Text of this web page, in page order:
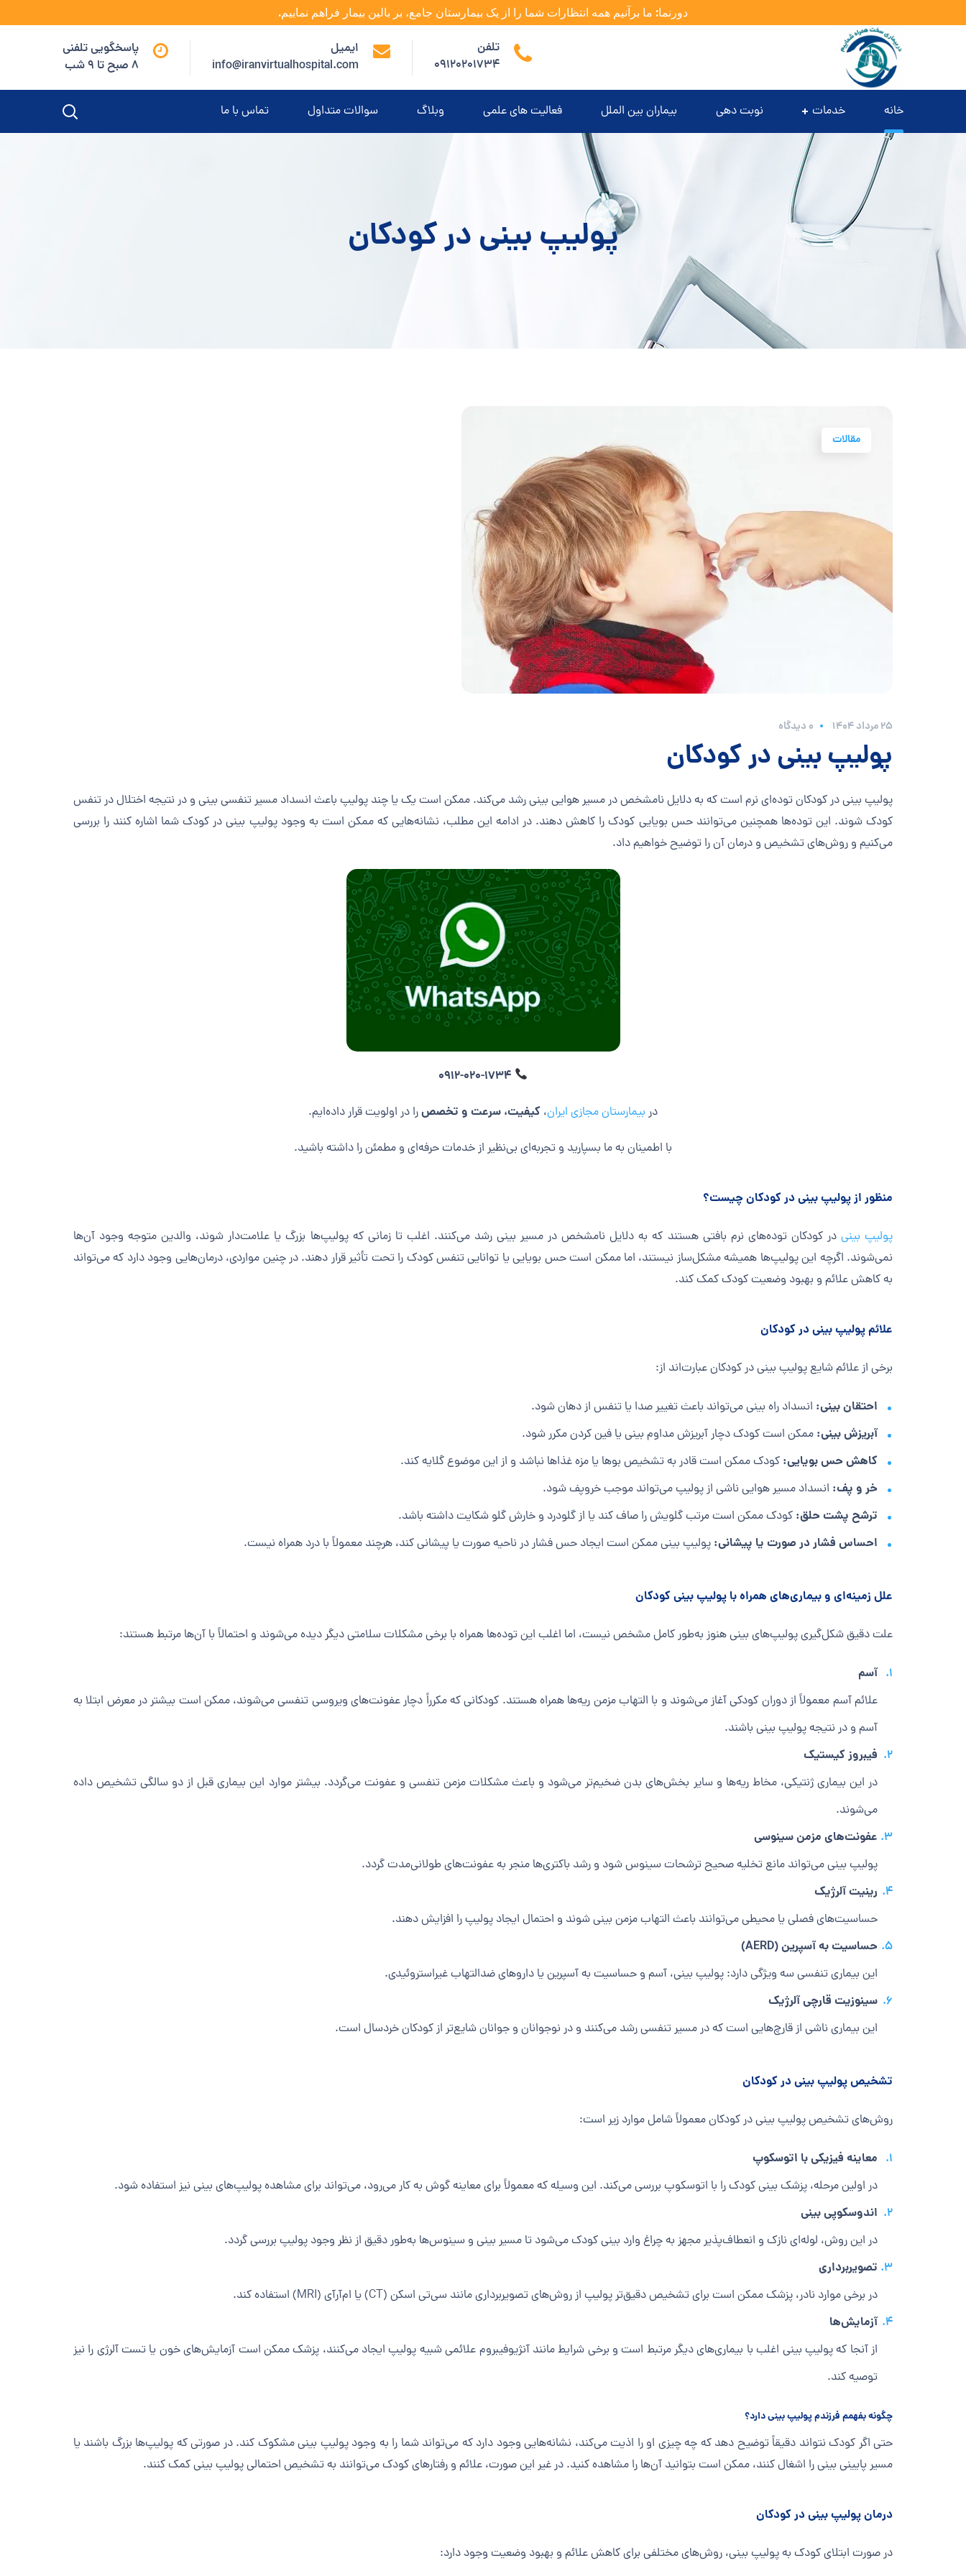
دورنما: ما برآنیم همه انتظارات شما را از یک بیمارستان جامع، بر بالین بیمار فراهم نماییم.
تلفن
09120201734
ایمیل
info@iranvirtualhospital.com
پاسخگویی تلفنی
8 صبح تا 9 شب
خانه خدمات نوبت دهی بیماران بین الملل فعالیت های علمی وبلاگ سوالات متداول تماس با ما
پولیپ بینی در کودکان
مقالات
۲۵ مرداد ۱۴۰۴ 0 دیدگاه
پولیپ بینی در کودکان
پولیپ بینی در کودکان توده‌ای نرم است که به دلایل نامشخص در مسیر هوایی بینی رشد می‌کند. ممکن است یک یا چند پولیپ باعث انسداد مسیر تنفسی بینی و در نتیجه اختلال در تنفس
کودک شوند. این توده‌ها همچنین می‌توانند حس بویایی کودک را کاهش دهند. در ادامه این مطلب، نشانه‌هایی که ممکن است به وجود پولیپ بینی در کودک شما اشاره کنند را بررسی
می‌کنیم و روش‌های تشخیص و درمان آن را توضیح خواهیم داد.
0912-020-1734
در بیمارستان مجازی ایران، کیفیت، سرعت و تخصصرا در اولویت قرار داده‌ایم.
با اطمینان به ما بسپارید و تجربه‌ای بی‌نظیر از خدمات حرفه‌ای و مطمئن را داشته باشید.
منظور از پولیپ بینی در کودکان چیست؟
پولیپ بینی در کودکان توده‌های نرم بافتی هستند که به دلایل نامشخص در مسیر بینی رشد می‌کنند. اغلب تا زمانی که پولیپ‌ها بزرگ یا علامت‌دار شوند، والدین متوجه وجود آن‌ها
نمی‌شوند. اگرچه این پولیپ‌ها همیشه مشکل‌ساز نیستند، اما ممکن است حس بویایی یا توانایی تنفس کودک را تحت تأثیر قرار دهند. در چنین مواردی، درمان‌هایی وجود دارد که می‌تواند
به کاهش علائم و بهبود وضعیت کودک کمک کند.
علائم پولیپ بینی در کودکان
برخی از علائم شایع پولیپ بینی در کودکان عبارت‌اند از:
احتقان بینی: انسداد راه بینی می‌تواند باعث تغییر صدا یا تنفس از دهان شود.
آبریزش بینی: ممکن است کودک دچار آبریزش مداوم بینی یا فین کردن مکرر شود.
کاهش حس بویایی: کودک ممکن است قادر به تشخیص بوها یا مزه غذاها نباشد و از این موضوع گلایه کند.
خر و پف: انسداد مسیر هوایی ناشی از پولیپ می‌تواند موجب خروپف شود.
ترشح پشت حلق: کودک ممکن است مرتب گلویش را صاف کند یا از گلودرد و خارش گلو شکایت داشته باشد.
احساس فشار در صورت یا پیشانی: پولیپ بینی ممکن است ایجاد حس فشار در ناحیه صورت یا پیشانی کند، هرچند معمولاً با درد همراه نیست.
علل زمینه‌ای و بیماری‌های همراه با پولیپ بینی کودکان
علت دقیق شکل‌گیری پولیپ‌های بینی هنوز به‌طور کامل مشخص نیست، اما اغلب این توده‌ها همراه با برخی مشکلات سلامتی دیگر دیده می‌شوند و احتمالاً با آن‌ها مرتبط هستند:
آسم
علائم آسم معمولاً از دوران کودکی آغاز می‌شوند و با التهاب مزمن ریه‌ها همراه هستند. کودکانی که مکرراً دچار عفونت‌های ویروسی تنفسی می‌شوند، ممکن است بیشتر در معرض ابتلا به
آسم و در نتیجه پولیپ بینی باشند.
فیبروز کیستیک
در این بیماری ژنتیکی، مخاط ریه‌ها و سایر بخش‌های بدن ضخیم‌تر می‌شود و باعث مشکلات مزمن تنفسی و عفونت می‌گردد. بیشتر موارد این بیماری قبل از دو سالگی تشخیص داده
می‌شوند.
عفونت‌های مزمن سینوسی
پولیپ بینی می‌تواند مانع تخلیه صحیح ترشحات سینوس شود و رشد باکتری‌ها منجر به عفونت‌های طولانی‌مدت گردد.
رینیت آلرژیک
حساسیت‌های فصلی یا محیطی می‌توانند باعث التهاب مزمن بینی شوند و احتمال ایجاد پولیپ را افزایش دهند.
حساسیت به آسپرین (AERD)
این بیماری تنفسی سه ویژگی دارد: پولیپ بینی، آسم و حساسیت به آسپرین یا داروهای ضدالتهاب غیراستروئیدی.
سینوزیت قارچی آلرژیک
این بیماری ناشی از قارچ‌هایی است که در مسیر تنفسی رشد می‌کنند و در نوجوانان و جوانان شایع‌تر از کودکان خردسال است.
تشخیص پولیپ بینی در کودکان
روش‌های تشخیص پولیپ بینی در کودکان معمولاً شامل موارد زیر است:
معاینه فیزیکی با اتوسکوپ
در اولین مرحله، پزشک بینی کودک را با اتوسکوپ بررسی می‌کند. این وسیله که معمولاً برای معاینه گوش به کار می‌رود، می‌تواند برای مشاهده پولیپ‌های بینی نیز استفاده شود.
اندوسکوپی بینی
در این روش، لوله‌ای نازک و انعطاف‌پذیر مجهز به چراغ وارد بینی کودک می‌شود تا مسیر بینی و سینوس‌ها به‌طور دقیق از نظر وجود پولیپ بررسی گردد.
تصویربرداری
در برخی موارد نادر، پزشک ممکن است برای تشخیص دقیق‌تر پولیپ از روش‌های تصویربرداری مانند سی‌تی اسکن (CT) یا ام‌آر‌آی (MRI) استفاده کند.
آزمایش‌ها
از آنجا که پولیپ بینی اغلب با بیماری‌های دیگر مرتبط است و برخی شرایط مانند آنژیوفیبروم علائمی شبیه پولیپ ایجاد می‌کنند، پزشک ممکن است آزمایش‌های خون یا تست آلرژی را نیز
توصیه کند.
چگونه بفهمم فرزندم پولیپ بینی دارد؟
حتی اگر کودک نتواند دقیقاً توضیح دهد که چه چیزی او را اذیت می‌کند، نشانه‌هایی وجود دارد که می‌تواند شما را به وجود پولیپ بینی مشکوک کند. در صورتی که پولیپ‌ها بزرگ باشند یا
مسیر پایینی بینی را اشغال کنند، ممکن است بتوانید آن‌ها را مشاهده کنید. در غیر این صورت، علائم و رفتارهای کودک می‌توانند به تشخیص احتمالی پولیپ بینی کمک کنند.
درمان پولیپ بینی در کودکان
در صورت ابتلای کودک به پولیپ بینی، روش‌های مختلفی برای کاهش علائم و بهبود وضعیت وجود دارد: